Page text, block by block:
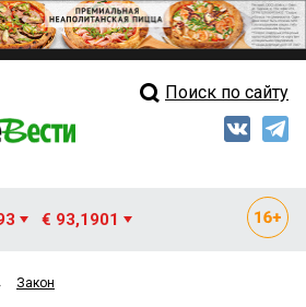
Свежий выпускПоиск по сайту
€ 93,1901
Закон